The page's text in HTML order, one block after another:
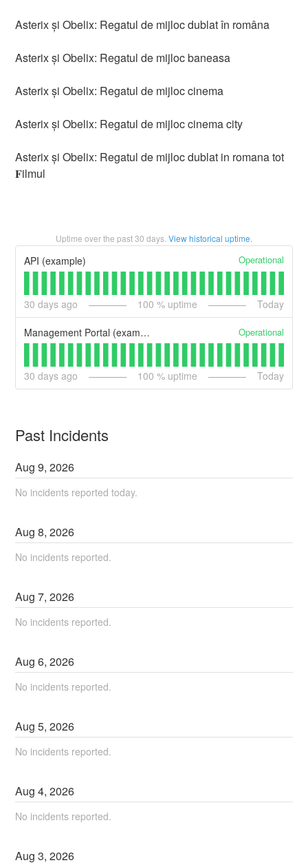
Asterix și Obelix: Regatul de mijloc dublat în româna
Asterix și Obelix: Regatul de mijloc baneasa
Asterix și Obelix: Regatul de mijloc cinema
Asterix și Obelix: Regatul de mijloc cinema city
Asterix și Obelix: Regatul de mijloc dublat in romana tot
𝐅ilmul
Uptime over the past30 days. View historical uptime.
API (example) Operational
30 days ago 100 % uptime Today
Management Portal (example) Operational
30 days ago 100 % uptime Today
Past Incidents
Aug9,2026
No incidents reported today.
Aug8,2026
No incidents reported.
Aug7,2026
No incidents reported.
Aug6,2026
No incidents reported.
Aug5,2026
No incidents reported.
Aug4,2026
No incidents reported.
Aug3,2026